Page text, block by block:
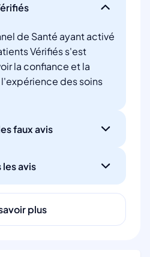
de Santé ayant activé
Vérifiés s'est
la confiance et la
des soins
faux avis
les avis
plus